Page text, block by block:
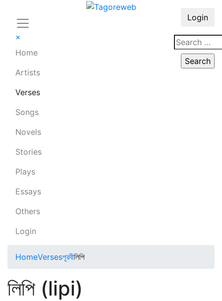
×
Home
Artists
Verses
Songs
Novels
Stories
Plays
Essays
Others
Login
Login
HomeVersesপূরবীলিপি
লিপি (lipi)